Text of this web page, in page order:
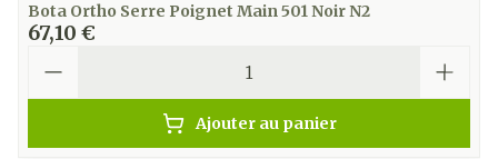
Bota Ortho Serre Poignet Main 501 Noir N2
67,10 €
Ajouter au panier